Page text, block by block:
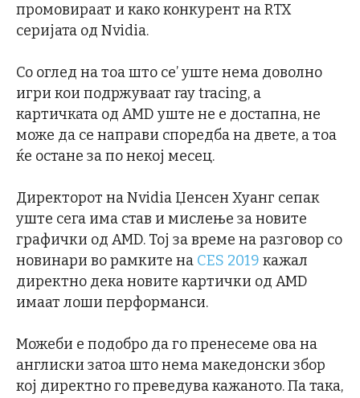
промовираат и како конкурент на RTX
серијата од Nvidia.
Со оглед на тоа што се’ уште нема доволно
игри кои подржуваат ray tracing, а
картичката од AMD уште не е достапна, не
може да се направи споредба на двете, а тоа
ќе остане за по некој месец.
Директорот на Nvidia Џенсен Хуанг сепак
уште сега има став и мислење за новите
графички од AMD. Тој за време на разговор со
новинари во рамките на CES 2019 кажал
директно дека новите картички од AMD
имаат лоши перформанси.
Можеби е подобро да го пренесеме ова на
англиски затоа што нема македонски збор
кој директно го преведува кажаното. Па така,